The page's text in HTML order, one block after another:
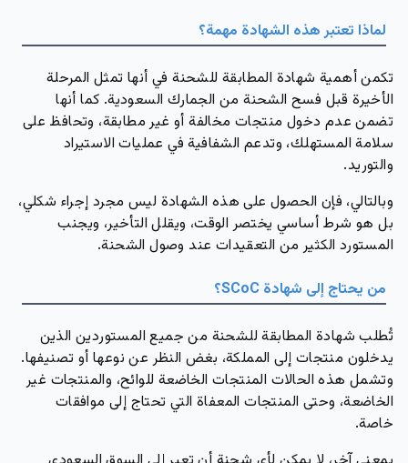
لماذا تعتبر هذه الشهادة مهمة؟
تكمن أهمية شهادة المطابقة للشحنة في أنها تمثل المرحلة
الأخيرة قبل فسح الشحنة من الجمارك السعودية. كما أنها
تضمن عدم دخول منتجات مخالفة أو غير مطابقة، وتحافظ على
سلامة المستهلك، وتدعم الشفافية في عمليات الاستيراد
والتوريد.
وبالتالي، فإن الحصول على هذه الشهادة ليس مجرد إجراء شكلي،
بل هو شرط أساسي يختصر الوقت، ويقلل التأخير، ويجنب
المستورد الكثير من التعقيدات عند وصول الشحنة.
من يحتاج إلى شهادة SCoC؟
تُطلب شهادة المطابقة للشحنة من جميع المستوردين الذين
يدخلون منتجات إلى المملكة، بغض النظر عن نوعها أو تصنيفها.
وتشمل هذه الحالات المنتجات الخاضعة للوائح، والمنتجات غير
الخاضعة، وحتى المنتجات المعفاة التي تحتاج إلى موافقات
خاصة.